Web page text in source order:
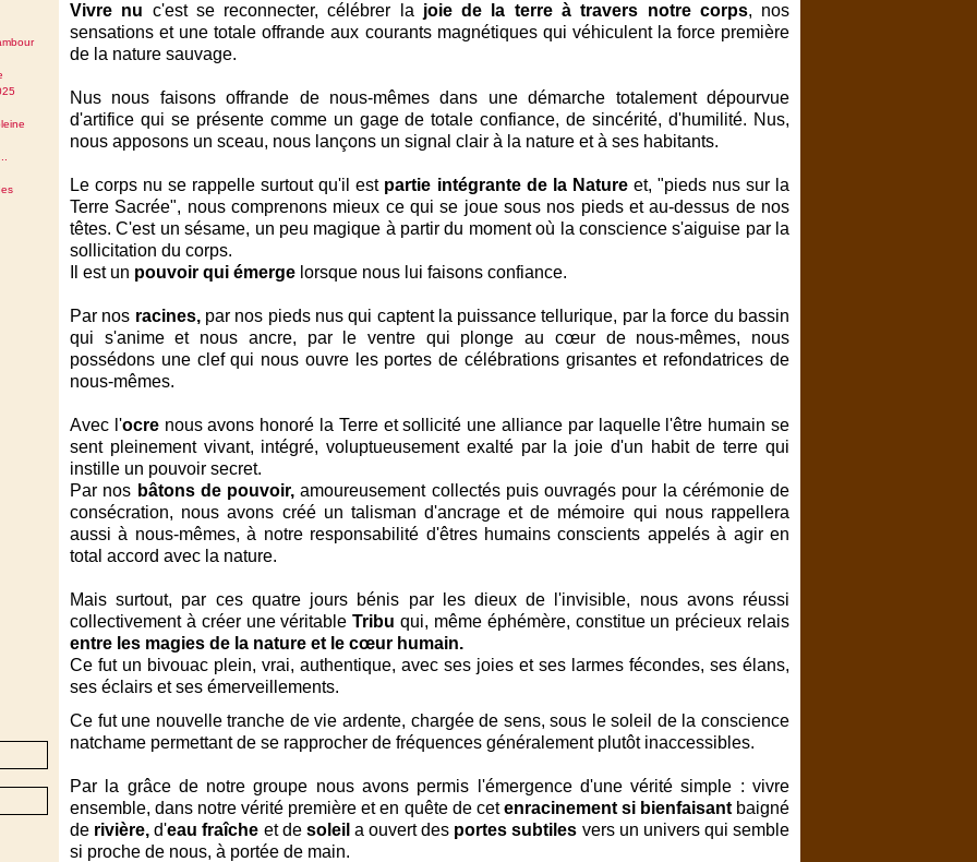
Vivre nu c'est se reconnecter, célébrer la joie de la terre à travers notre corps, nos
sensations et une totale offrande aux courants magnétiques qui véhiculent la force première
de la nature sauvage.
Nus nous faisons offrande de nous-mêmes dans une démarche totalement dépourvue
d'artifice qui se présente comme un gage de totale confiance, de sincérité, d'humilité. Nus,
nous apposons un sceau, nous lançons un signal clair à la nature et à ses habitants.
Le corps nu se rappelle surtout qu'il est partie intégrante de la Natureet, "pieds nus sur la
Terre Sacrée", nous comprenons mieux ce qui se joue sous nos pieds et au-dessus de nos
têtes. C'est un sésame, un peu magique à partir du moment où la conscience s'aiguise par la
sollicitation du corps.
Il est un pouvoir qui émerge lorsque nous lui faisons confiance.
Par nos racines,par nos pieds nus qui captent la puissance tellurique, par la force du bassin
qui s'anime et nous ancre, par le ventre qui plonge au cœur de nous-mêmes, nous
possédons une clef qui nous ouvre les portes de célébrations grisantes et refondatrices de
nous-mêmes.
Avec l'ocrenous avons honoré la Terre et sollicité une alliance par laquelle l'être humain se
sent pleinement vivant, intégré, voluptueusement exalté par la joie d'un habit de terre qui
instille un pouvoir secret.
Par nos bâtons de pouvoir, amoureusement collectés puis ouvragés pour la cérémonie de
consécration, nous avons créé un talisman d'ancrage et de mémoire qui nous rappellera
aussi à nous-mêmes, à notre responsabilité d'êtres humains conscients appelés à agir en
total accord avec la nature.
Mais surtout, par ces quatre jours bénis par les dieux de l'invisible, nous avons réussi
collectivement à créer une véritable Tribuqui, même éphémère, constitue un précieux relais
entre les magies de la nature et le cœur humain.
Ce fut un bivouac plein, vrai, authentique, avec ses joies et ses larmes fécondes, ses élans,
ses éclairs et ses émerveillements.
Ce fut une nouvelle tranche de vie ardente, chargée de sens, sous le soleil de la conscience
natchame permettant de se rapprocher de fréquences généralement plutôt inaccessibles.
Par la grâce de notre groupe nous avons permis l'émergence d'une vérité simple : vivre
ensemble, dans notre vérité première et en quête de cetenracinement si bienfaisantbaigné
de rivière, d'eau fraîche et de soleil a ouvert des portes subtiles vers un univers qui semble
si proche de nous, à portée de main.